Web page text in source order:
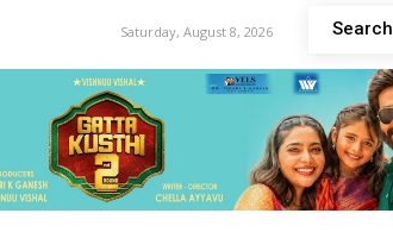
Saturday, August 8, 2026 Search